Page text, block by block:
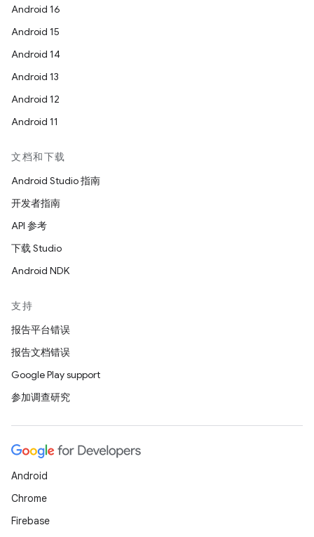
Android 16
Android 15
Android 14
Android 13
Android 12
Android 11
文档和下载
Android Studio 指南
开发者指南
API 参考
下载 Studio
Android NDK
支持
报告平台错误
报告文档错误
Google Play support
参加调查研究
Android
Chrome
Firebase